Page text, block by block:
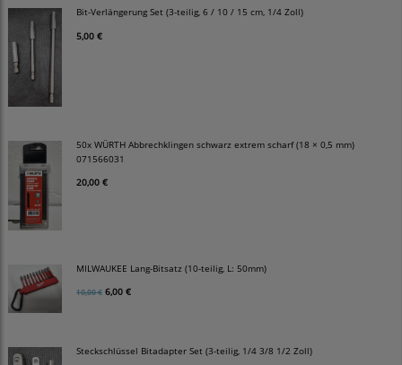
Bit-Verlängerung Set (3-teilig, 6 / 10 / 15 cm, 1/4 Zoll)
5,00 €
50x WÜRTH Abbrechklingen schwarz extrem scharf (18 × 0,5 mm)
071566031
20,00 €
MILWAUKEE Lang-Bitsatz (10-teilig, L: 50mm)
10,00 € 6,00 €
Steckschlüssel Bitadapter Set (3-teilig, 1/4 3/8 1/2 Zoll)